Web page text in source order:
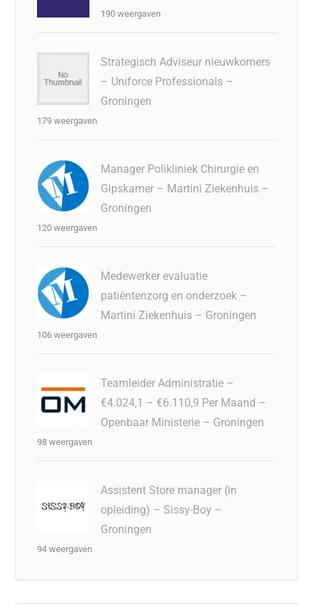
190 weergaven
Strategisch Adviseur nieuwkomers
– Uniforce Professionals –
Groningen
179 weergaven
Manager Polikliniek Chirurgie en
Gipskamer – Martini Ziekenhuis –
Groningen
120 weergaven
Medewerker evaluatie
patiëntenzorg en onderzoek –
Martini Ziekenhuis – Groningen
106 weergaven
Teamleider Administratie –
€4.024,1 – €6.110,9 Per Maand –
Openbaar Ministerie – Groningen
98 weergaven
Assistent Store manager (in
opleiding) – Sissy-Boy –
Groningen
94 weergaven